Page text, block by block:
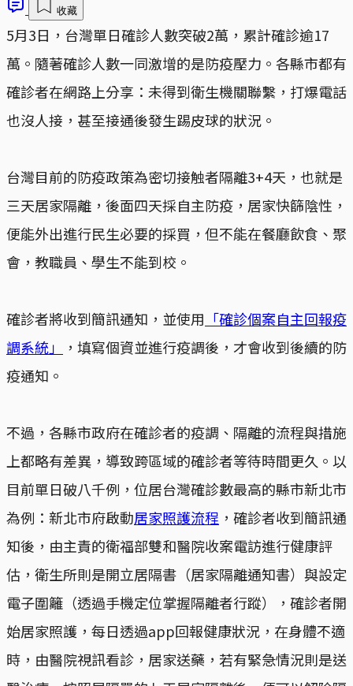
收藏
5月3日，台灣單日確診人數突破2萬，累計確診逾17
萬。隨著確診人數一同激增的是防疫壓力。各縣市都有
確診者在網路上分享：未得到衛生機關聯繫，打爆電話
也沒人接，甚至接通後發生踢皮球的狀況。
台灣目前的防疫政策為密切接触者隔離3+4天，也就是
三天居家隔離，後面四天採自主防疫，居家快篩陰性，
便能外出進行民生必要的採買，但不能在餐廳飲食、聚
會，教職員、學生不能到校。
確診者將收到簡訊通知，並使用 「確診個案自主回報疫
調系統」
，填寫個資並進行疫調後，才會收到後續的防
疫通知。
不過，各縣市政府在確診者的疫調、隔離的流程與措施
上都略有差異，導致跨區域的確診者等待時間更久。以
目前單日破八千例，位居台灣確診數最高的縣市新北市
為例：新北市府啟動居家照護流程 ，確診者收到簡訊通
知後，由主責的衛福部雙和醫院收案電訪進行健康評
估，衛生所則是開立居隔書（居家隔離通知書）與設定
電子圍籬（透過手機定位掌握隔離者行蹤），確診者開
始居家照護，每日透過app回報健康狀況，在身體不適
時，由醫院視訊看診，居家送藥，若有緊急情況則是送